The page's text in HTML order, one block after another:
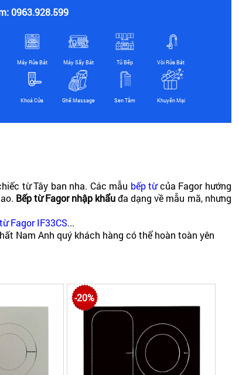
0963.928.599
Máy Rửa Bát Máy Sấy Bát Tủ Bếp Vòi Rửa Bát
Khoá Cửa Ghế Massage Sen Tắm Khuyến Mại
từ Tây ban nha. Các mẫu bếp từcủa Fagor hướng
Bếp từ Fagor nhập khẩuđa dạng về mẫu mã, nhưng
Fagor IF33CS...
Nam Anh quý khách hàng có thể hoàn toàn yên
tiếng khác như :
những chương trình khuyến mại hấp dẫn.
-20%